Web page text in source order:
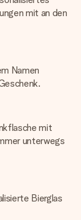
mit an den
Namen
mit
unterwegs
Bierglas